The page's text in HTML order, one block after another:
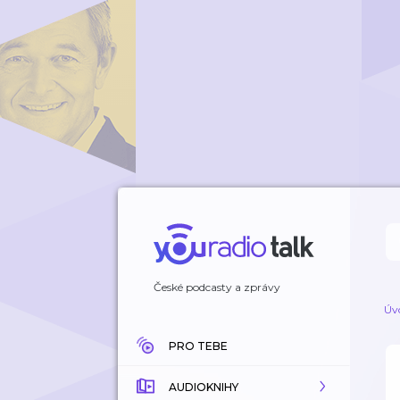
České podcasty a zprávy
PRO TEBE
AUDIOKNIHY